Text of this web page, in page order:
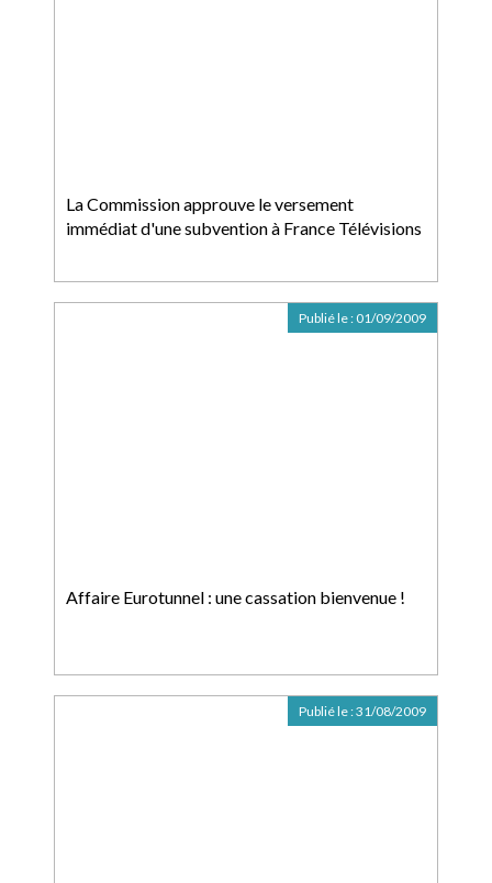
La Commission approuve le versement
immédiat d'une subvention à France Télévisions
Affaire Eurotunnel : une cassation bienvenue !
Publié le : 01/09/2009
Publié le :31/08/2009